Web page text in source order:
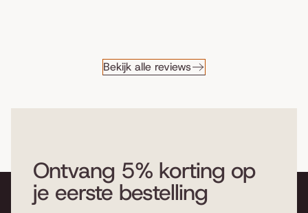
Bekijk alle reviews
Ontvang 5% korting op
je eerste bestelling